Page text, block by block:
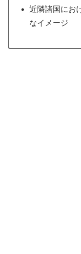
近隣諸国にお
なイメージ